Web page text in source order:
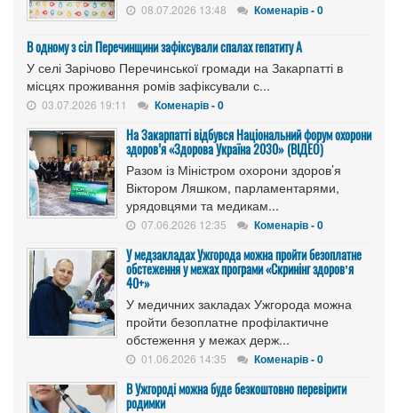
08.07.2026 13:48 Коменарів - 0
В одному з сіл Перечинщини зафіксували спалах гепатиту А
У селі Зарічово Перечинської громади на Закарпатті в
місцях проживання ромів зафіксували с...
03.07.2026 19:11 Коменарів - 0
На Закарпатті відбувся Національний форум охорони
здоров’я «Здорова Україна 2030» (ВІДЕО)
Разом із Міністром охорони здоров’я
Віктором Ляшком, парламентарями,
урядовцями та медикам...
07.06.2026 12:35 Коменарів - 0
У медзакладах Ужгорода можна пройти безоплатне
обстеження у межах програми «Скринінг здоровʼя
40+»
У медичних закладах Ужгорода можна
пройти безоплатне профілактичне
обстеження у межах держ...
01.06.2026 14:35 Коменарів - 0
В Ужгороді можна буде безкоштовно перевірити
родимки